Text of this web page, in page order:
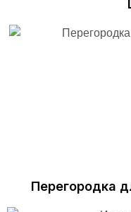
Перегородка